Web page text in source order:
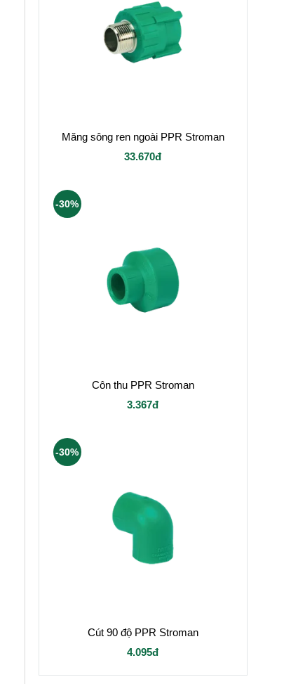
Măng sông ren ngoài PPR Stroman
33.670đ
Côn thu PPR Stroman
3.367đ
-30%
Cút 90 độ PPR Stroman
4.095đ
-30%